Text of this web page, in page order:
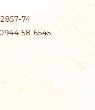
74
0944-58-6545